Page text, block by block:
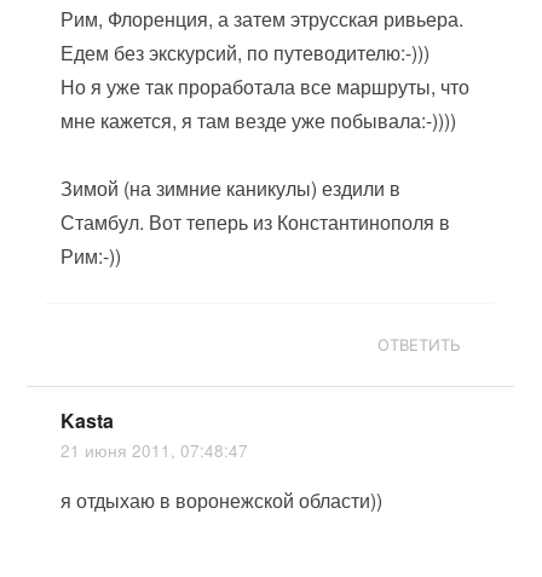
Рим, Флоренция, а затем этрусская ривьера.
Едем без экскурсий, по путеводителю:-)))
Но я уже так проработала все маршруты, что
мне кажется, я там везде уже побывала:-))))
Зимой (на зимние каникулы) ездили в
Стамбул. Вот теперь из Константинополя в
Рим:-))
ОТВЕТИТЬ
Kasta
21 июня 2011, 07:48:47
я отдыхаю в воронежской области))